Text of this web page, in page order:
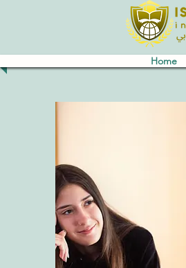
Home